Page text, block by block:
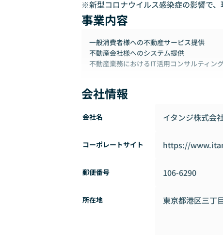
※新型コロナウイルス感染症の影響で、
事業内容
一般消費者様への不動産サービス提供
不動産会社様へのシステム提供
不動産業務におけるIT活用コンサルティン
会社情報
会社名 イタンジ株式会
コーポレートサイト https://
郵便番号 106-6290
所在地 東京都港区三丁